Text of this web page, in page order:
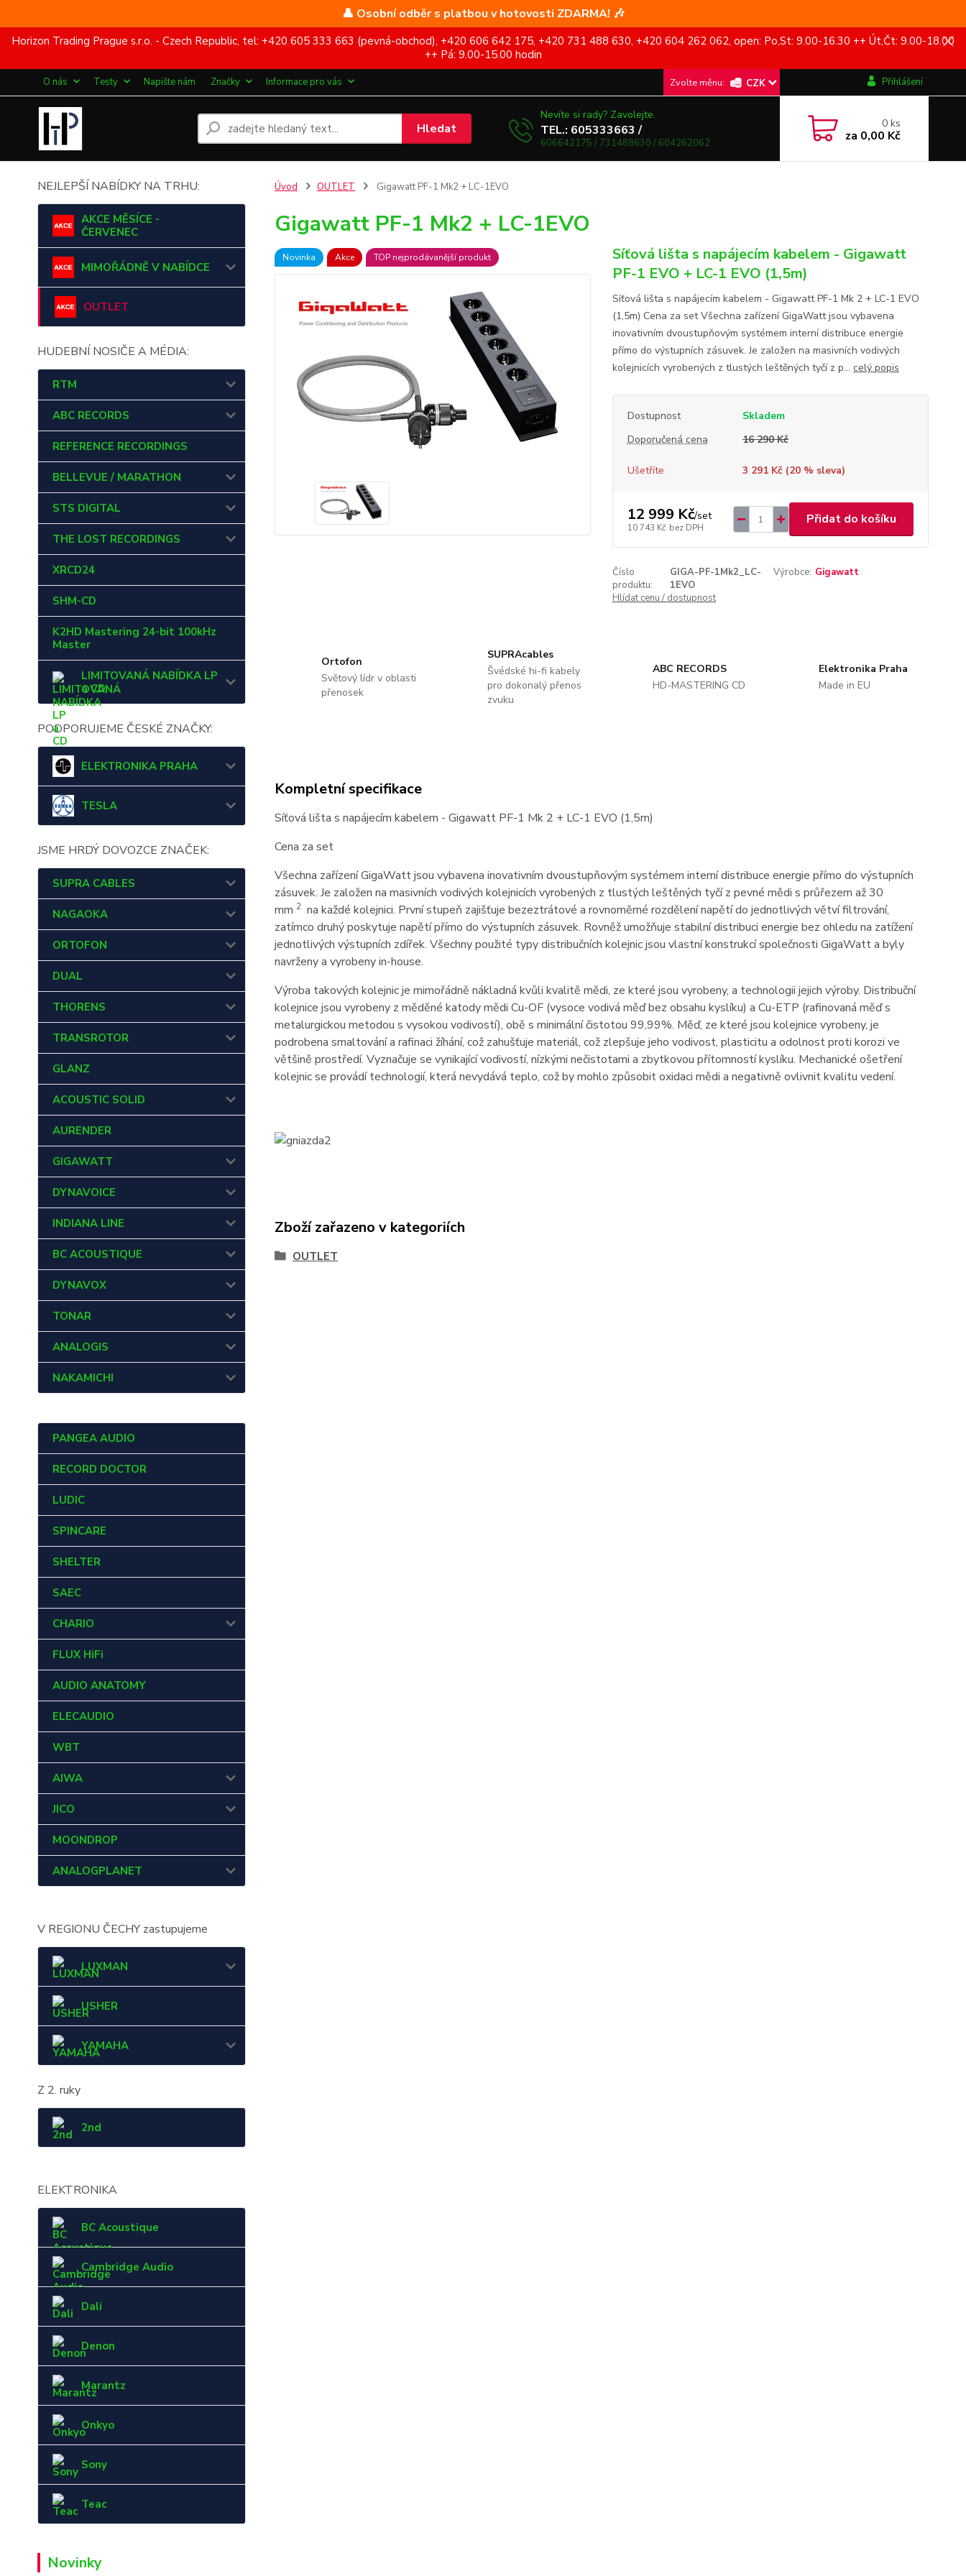
👤 Osobní odběr s platbou v hotovosti ZDARMA! 🎶
Horizon Trading Prague s.r.o. - Czech Republic, tel: +420 605 333 663 (pevná-obchod), +420 606 642 175, +420 731 488 630, +420 604 262 062, open: Po,St: 9.00-16.30 ++ Út,Čt: 9.00-18.00
++ Pá: 9.00-15.00 hodin
O nás Testy Napište nám Značky Informace pro vás CZK Přihlášení
Hledat
Nevíte si rady? Zavolejte.
TEL.: 605333663 /
606642175 / 731488630 / 604262062
0ks
za 0,00 Kč
NEJLEPŠÍ NABÍDKY NA TRHU:
AKCE MĚSÍCE -
ČERVENEC
MIMOŘÁDNĚ V NABÍDCE
OUTLET
HUDEBNÍ NOSIČE A MÉDIA:
RTM
ABC RECORDS
REFERENCE RECORDINGS
BELLEVUE / MARATHON
STS DIGITAL
THE LOST RECORDINGS
XRCD24
SHM-CD
K2HD Mastering 24-bit 100kHz
Master
LIMITOVANÁ NABÍDKA LP
a CD
PODPORUJEME ČESKÉ ZNAČKY:
ELEKTRONIKA PRAHA
TESLA
JSME HRDÝ DOVOZCE ZNAČEK:
SUPRA CABLES
NAGAOKA
ORTOFON
DUAL
THORENS
TRANSROTOR
GLANZ
ACOUSTIC SOLID
AURENDER
GIGAWATT
DYNAVOICE
INDIANA LINE
BC ACOUSTIQUE
DYNAVOX
TONAR
ANALOGIS
NAKAMICHI
PANGEA AUDIO
RECORD DOCTOR
LUDIC
SPINCARE
SHELTER
SAEC
CHARIO
FLUX HiFi
AUDIO ANATOMY
ELECAUDIO
WBT
AIWA
JICO
MOONDROP
ANALOGPLANET
V REGIONU ČECHY zastupujeme
LUXMAN
USHER
YAMAHA
Z 2. ruky
2nd
ELEKTRONIKA
BC Acoustique
Cambridge Audio
Dali
Denon
Marantz
Onkyo
Sony
Teac
Novinky
Úvod OUTLET Gigawatt PF-1 Mk2 + LC-1EVO
Gigawatt PF-1 Mk2 + LC-1EVO
Novinka Akce TOP nejprodávanější produkt
Síťová lišta s napájecím kabelem - Gigawatt
PF-1 EVO + LC-1 EVO (1,5m)
Síťová lišta s napájecím kabelem - Gigawatt PF-1 Mk 2 + LC-1 EVO
(1,5m) Cena za set Všechna zařízení GigaWatt jsou vybavena
inovativním dvoustupňovým systémem interní distribuce energie
přímo do výstupních zásuvek. Je založen na masivních vodivých
kolejnicích vyrobených z tlustých leštěných tyčí z p... celý popis
Dostupnost
Skladem
Doporučená cena
16 290 Kč
Ušetříte 3 291 Kč (20% sleva)
12 999 Kč/set
10 743 Kč bez DPH
Přidat do košíku
Číslo
produktu:
GIGA-PF-1Mk2_LC-
1EVO
Výrobce: Gigawatt
Hlídat cenu / dostupnost
Ortofon
Světový lídr v oblasti
přenosek
SUPRAcables
Švédské hi-fi kabely
pro dokonalý přenos
zvuku
ABC RECORDS
HD-MASTERING CD
Elektronika Praha
Made in EU
Kompletní specifikace
Síťová lišta s napájecím kabelem - Gigawatt PF-1 Mk 2 + LC-1 EVO (1,5m)
Cena za set
Všechna zařízení GigaWatt jsou vybavena inovativním dvoustupňovým systémem interní distribuce energie přímo do výstupních
zásuvek. Je založen na masivních vodivých kolejnicích vyrobených z tlustých leštěných tyčí z pevné mědi s průřezem až 30
mm 2na každé kolejnici. První stupeň zajišťuje bezeztrátové a rovnoměrné rozdělení napětí do jednotlivých větví filtrování,
zatímco druhý poskytuje napětí přímo do výstupních zásuvek. Rovněž umožňuje stabilní distribuci energie bez ohledu na zatížení
jednotlivých výstupních zdířek. Všechny použité typy distribučních kolejnic jsou vlastní konstrukcí společnosti GigaWatt a byly
navrženy a vyrobeny in-house.
Výroba takových kolejnic je mimořádně nákladná kvůli kvalitě mědi, ze které jsou vyrobeny, a technologii jejich výroby. Distribuční
kolejnice jsou vyrobeny z měděné katody mědi Cu-OF (vysoce vodivá měď bez obsahu kyslíku) a Cu-ETP (rafinovaná měď s
metalurgickou metodou s vysokou vodivostí), obě s minimální čistotou 99,99%. Měď, ze které jsou kolejnice vyrobeny, je
podrobena smaltování a rafinaci žíhání, což zahušťuje materiál, což zlepšuje jeho vodivost, plasticitu a odolnost proti korozi ve
většině prostředí. Vyznačuje se vynikající vodivostí, nízkými nečistotami a zbytkovou přítomností kyslíku. Mechanické ošetření
kolejnic se provádí technologií, která nevydává teplo, což by mohlo způsobit oxidaci mědi a negativně ovlivnit kvalitu vedení.
Zboží zařazeno v kategoriích
OUTLET